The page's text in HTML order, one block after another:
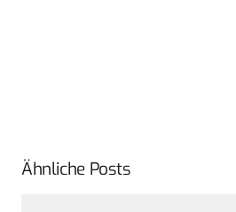
Ähnliche Posts